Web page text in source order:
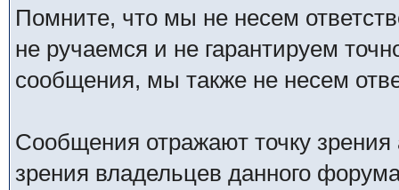
Помните, что мы не несем
не ручаемся и не гарантируем
сообщения, мы также не несем
Сообщения отражают точку зрения
зрения владельцев данного